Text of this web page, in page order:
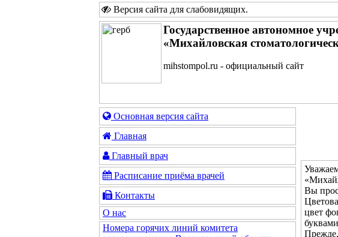
Версия сайта для слабовидящих.
Государственное автономное
«Михайловская
mihstompol.ru - официальный сайт
Основная версия сайта
Главная
Главный врач
Расписание приёма врачей
Контакты
О нас
Номера горячих линий комитета
Вы
цвет
Прежде,